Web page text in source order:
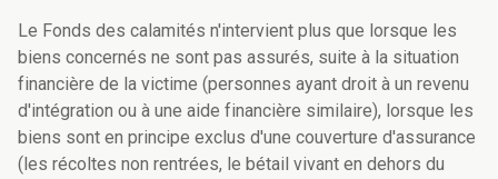
Le Fonds des calamités n'intervient plus que lorsque les
biens concernés ne sont pas assurés, suite à la situation
financière de la victime (personnes ayant droit à un revenu
d'intégration ou à une aide financière similaire), lorsque les
biens sont en principe exclus d'une couverture d'assurance
(les récoltes non rentrées, le bétail vivant en dehors du